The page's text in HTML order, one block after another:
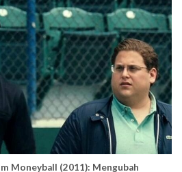
Moneyball (2011): Mengubah